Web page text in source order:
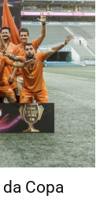
Copa